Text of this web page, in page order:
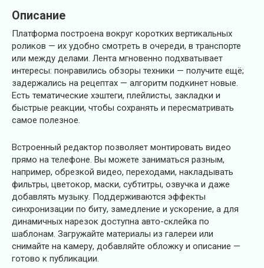
Описание
Платформа построена вокруг коротких вертикальных
роликов — их удобно смотреть в очереди, в транспорте
или между делами. Лента мгновенно подхватывает
интересы: понравились обзоры техники — получите ещё;
задержались на рецептах — алгоритм подкинет новые.
Есть тематические хэштеги, плейлисты, закладки и
быстрые реакции, чтобы сохранять и пересматривать
самое полезное.
Встроенный редактор позволяет монтировать видео
прямо на телефоне. Вы можете заниматься разным,
например, обрезкой видео, переходами, накладывать
фильтры, цветокор, маски, субтитры, озвучка и даже
добавлять музыку. Поддерживаются эффекты
синхронизации по биту, замедление и ускорение, а для
динамичных нарезок доступна авто-склейка по
шаблонам. Загружайте материалы из галереи или
снимайте на камеру, добавляйте обложку и описание —
готово к публикации.